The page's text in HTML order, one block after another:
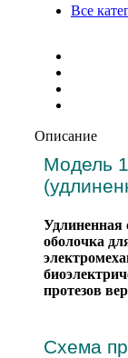
Все
Описание
Модель
Удлиненная
оболочка
протезов
Схема